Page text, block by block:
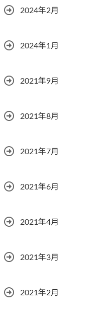
2024年2月
2024年1月
2021年9月
2021年8月
2021年7月
2021年6月
2021年4月
2021年3月
2021年2月